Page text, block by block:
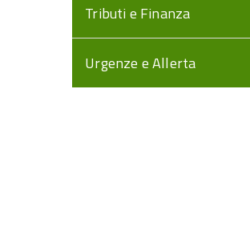
Tributi e Finanza
Urgenze e Allerta